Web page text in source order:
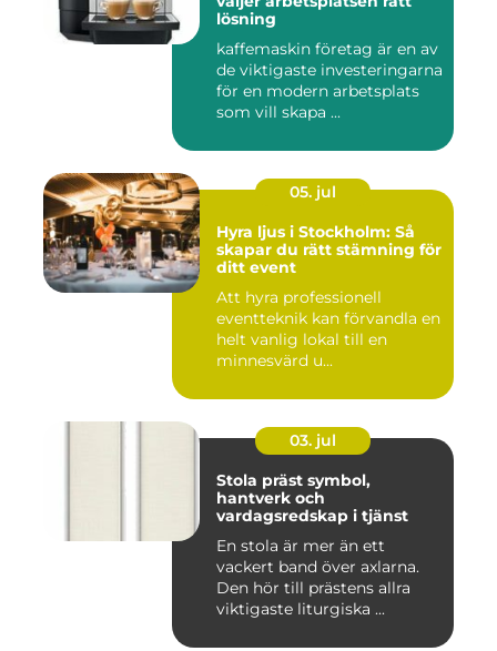
lösning
kaffemaskin företag är en av
de viktigaste investeringarna
för en modern arbetsplats
som vill skapa ...
05. jul
Hyra ljus i Stockholm: Så
skapar du rätt stämning för
ditt event
Att hyra professionell
eventteknik kan förvandla en
helt vanlig lokal till en
minnesvärd u...
03. jul
Stola präst symbol,
hantverk och
vardagsredskap i tjänst
En stola är mer än ett
vackert band över axlarna.
Den hör till prästens allra
viktigaste liturgiska ...